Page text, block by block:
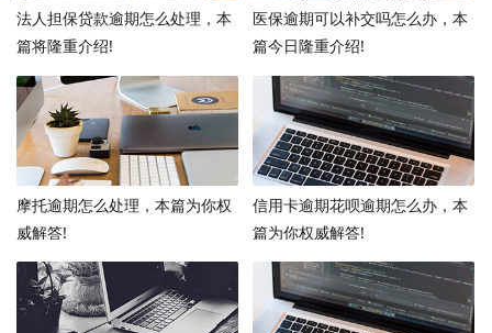
法人担保贷款逾期怎么处理，本
篇将隆重介绍!
医保逾期可以补交吗怎么办，本
篇今日隆重介绍!
摩托逾期怎么处理，本篇为你权
威解答!
信用卡逾期花呗逾期怎么办，本
篇为你权威解答!